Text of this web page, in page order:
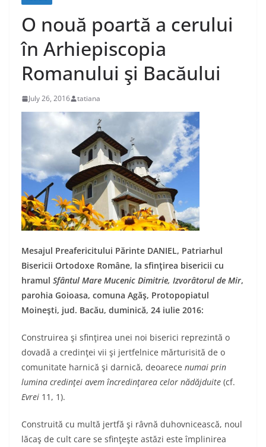
O nouă poartă a cerului
în Arhiepiscopia
Romanului şi Bacăului
July 26, 2016 tatiana
Mesajul Preafericitului Părinte DANIEL, Patriarhul
Bisericii Ortodoxe Române, la sfinţirea bisericii cu
hramul Sfântul Mare Mucenic Dimitrie, Izvorâtorul de Mir,
parohia Goioasa, comuna Agăş, Protopopiatul
Moineşti, jud. Bacău, duminică, 24 iulie 2016:
Construirea şi sfinţirea unei noi biserici reprezintă o
dovadă a credinţei vii şi jertfelnice mărturisită de o
comunitate harnică şi darnică, deoarece numai prin
lumina credinţei avem încredinţarea celor nădăjduite (cf.
Evrei 11, 1).
Construită cu multă jertfă şi râvnă duhovnicească, noul
lăcaş de cult care se sfinţeşte astăzi este împlinirea